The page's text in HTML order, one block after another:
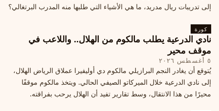
إلى تدريبات ريال مدريد، ما هي الأشياء التي طلبها منه المدرب البرتغالي؟
كورة
نادي الدرعية يطلب مالكوم من الهلال.. واللاعب في
موقف محير
٥ أغسطس ٢٠٢٦
يُتوقع أن يغادر النجم البرازيلي مالكوم دي أوليفيرا عملاق الرياض الهلال،
إلى نادي الدرعية خلال الميركاتو الصيفي الحالي. ويتخذ مالكوم موقفًا
محيرًا من هذا الانتقال، وسط تقارير تفيد أن الهلال يرحب بفراقته.